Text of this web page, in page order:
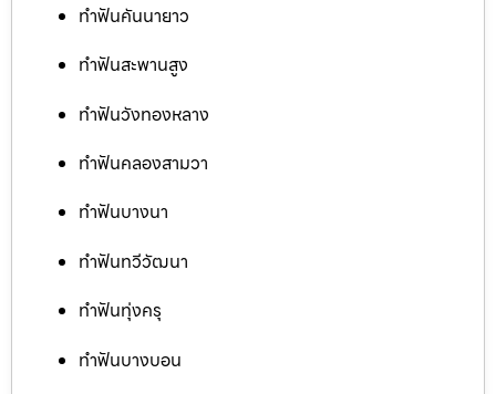
ทำฟันคันนายาว
ทำฟันสะพานสูง
ทำฟันวังทองหลาง
ทำฟันคลองสามวา
ทำฟันบางนา
ทำฟันทวีวัฒนา
ทำฟันทุ่งครุ
ทำฟันบางบอน